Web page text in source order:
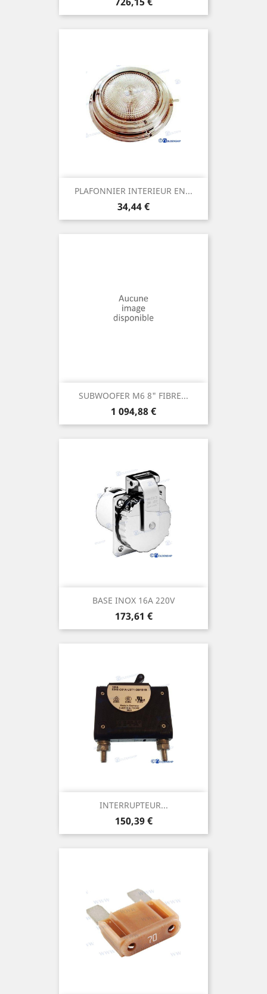
PLAFONNIER INTERIEUR EN...
Prix
34,44 €
SUBWOOFER M6 8" FIBRE...
Prix
1 094,88 €
BASE INOX 16A 220V
Prix
173,61 €
INTERRUPTEUR...
Prix
150,39 €